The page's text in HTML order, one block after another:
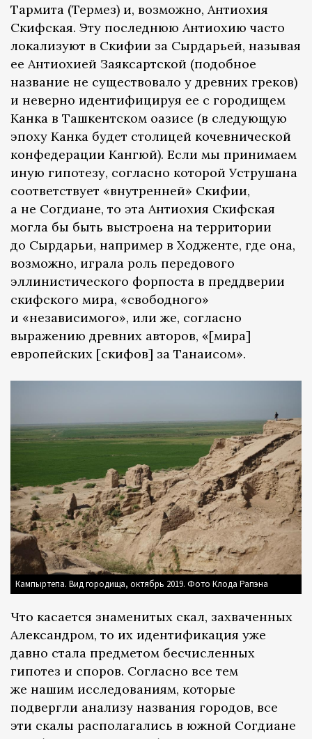
Тармита (Термез) и, возможно, Антиохия
Скифская. Эту последнюю Антиохию часто
локализуют в Скифии за Сырдарьей, называя
ее Антиохией Заяксартской (подобное
название не существовало у древних греков)
и неверно идентифицируя ее с городищем
Канка в Ташкентском оазисе (в следующую
эпоху Канка будет столицей кочевнической
конфедерации Кангюй). Если мы принимаем
иную гипотезу, согласно которой Уструшана
соответствует «внутренней» Скифии,
а не Согдиане, то эта Антиохия Скифская
могла бы быть выстроена на территории
до Сырдарьи, например в Ходженте, где она,
возможно, играла роль передового
эллинистического форпоста в преддверии
скифского мира, «свободного»
и «независимого», или же, согласно
выражению древних авторов, «[мира]
европейских [скифов] за Танаисом».
Кампыртепа. Вид городища, октябрь 2019. Фото Клода Рапэна
Что касается знаменитых скал, захваченных
Александром, то их идентификация уже
давно стала предметом бесчисленных
гипотез и споров. Согласно все тем
же нашим исследованиям, которые
подвергли анализу названия городов, все
эти скалы располагались в южной Согдиане